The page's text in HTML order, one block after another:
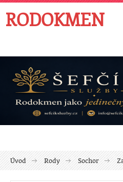
RODOKMEN
Úvod Rody Sochor